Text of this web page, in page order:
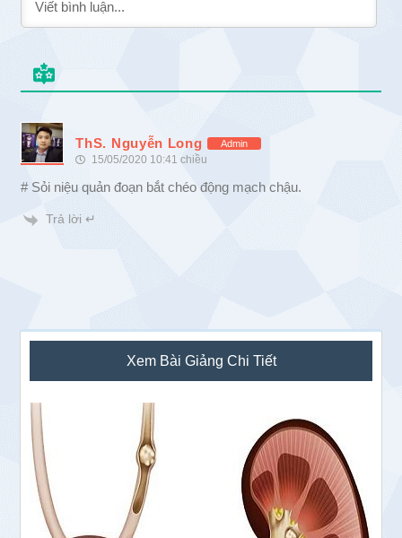
ThS. Nguyễn Long Admin
15/05/2020 10:41 chiều
# Sỏi niệu quản đoạn bắt chéo động mạch chậu.
Trả lời ↵
Sidebar
chính
Xem Bài Giảng Chi Tiết